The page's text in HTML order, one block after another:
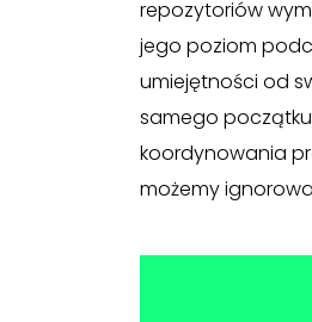
repozytoriów
jego poziom
umiejętności od
samego
koordynowania
możemy